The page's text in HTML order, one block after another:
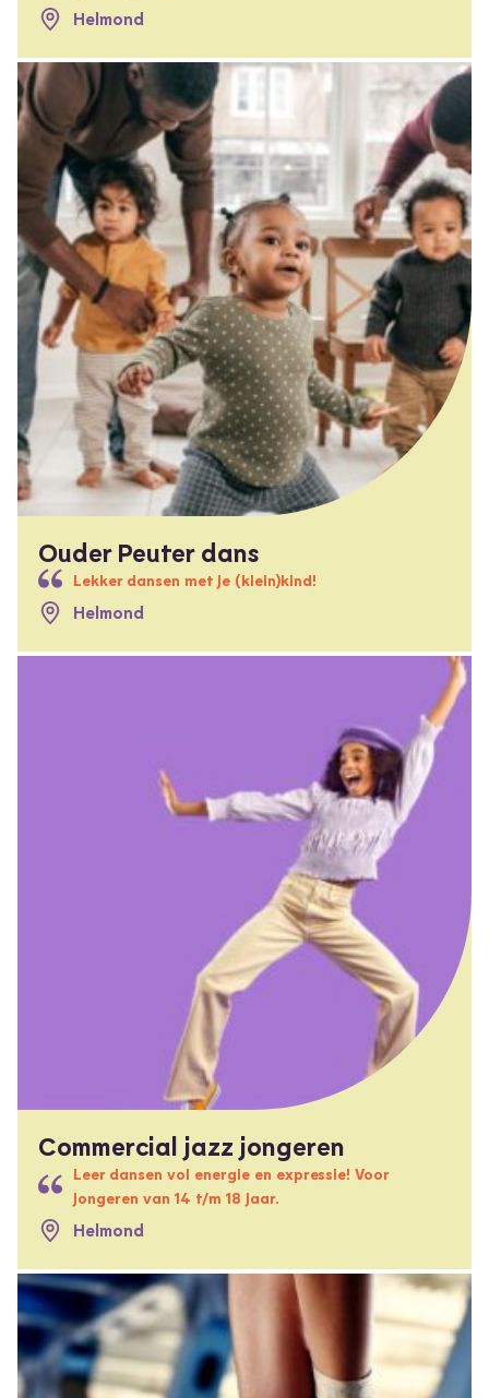
Helmond
Ouder Peuter dans
Lekker dansen met je (klein)kind!
Helmond
Commercial jazz jongeren
Leer dansen vol energie en expressie! Voor
jongeren van 14 t/m 18 jaar.
Helmond